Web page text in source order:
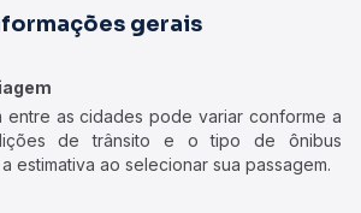
gerais
entre as cidades pode variar conforme a
de trânsito e o tipo de ônibus
estimativa ao selecionar sua passagem.